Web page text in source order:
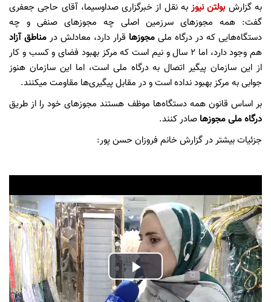
به گزارشبولتن نیوز به نقل از خبرگزاری صداوسیما، آقای حاجی جعفری
گفت: همه مجوز‌های سرزمین اصلی چه مجوز‌های صنفی و چه
دستگاه‌هایی که در درگاه ملی مجوز‌ها قرار دارد، معادلش در مناطق آزاد
هم وجود دارد، اما ۲ سال و نیم است که مرکز بهبود فضای و کسب و کار
از این سازمان پیگیر اتصال به درگاه ملی است، اما این سازمان هنوز
جوابی به مرکز بهبود نداده است و در مقابل پیگیری‌ها مقاومت میکنند.
بر اساس قانون همه دستگاه‌ها موظف هستند مجوز‌های خود را از طریق
درگاه ملیمجوز‌ها صادر کنند.
جزئیات بیشتر در گزارش خانم فروزان حسن پور:
Play